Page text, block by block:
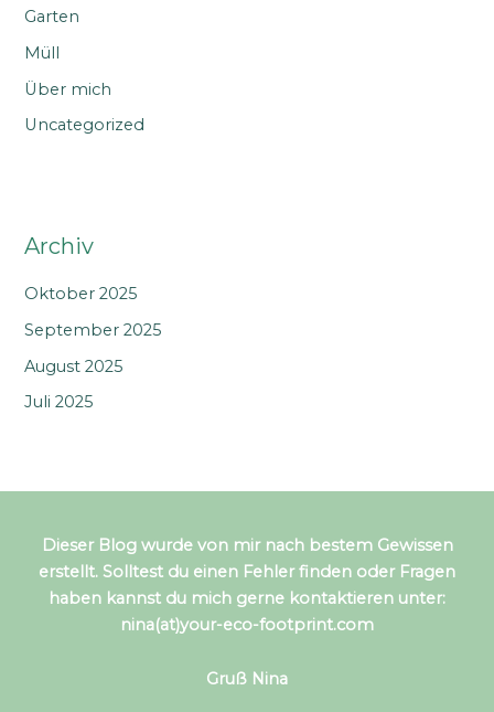
Garten
Müll
Über mich
Uncategorized
Archiv
Oktober 2025
September 2025
August 2025
Juli 2025
Dieser Blog wurde von mir nach bestem Gewissen
erstellt. Solltest du einen Fehler finden oder Fragen
haben kannst du mich gerne kontaktieren unter:
nina(at)your-eco-footprint.com
Gruß Nina